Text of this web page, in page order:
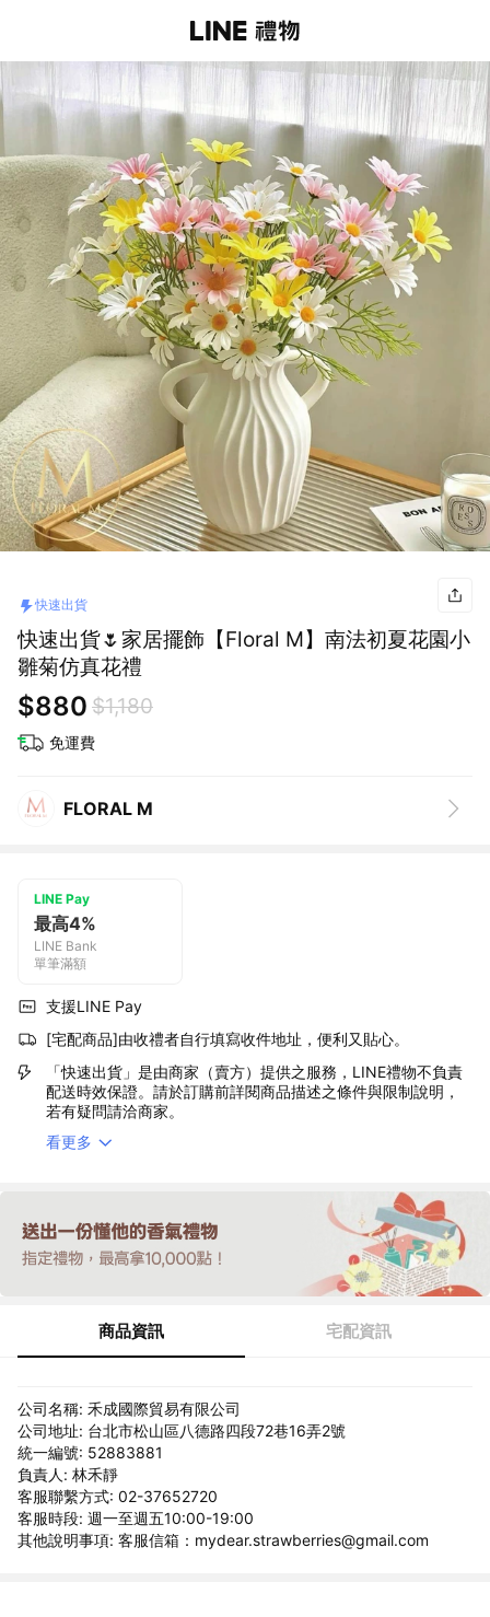
快速出貨
快速出貨🌷家居擺飾【Floral M】南法初夏花園小
雛菊仿真花禮
$880 $1,180
免運費
FLORAL M
LINE Pay
最高4%
LINE Bank
單筆滿額
支援LINE Pay
[宅配商品]由收禮者自行填寫收件地址，便利又貼心。
「快速出貨」是由商家（賣方）提供之服務，LINE禮物不負責
配送時效保證。請於訂購前詳閱商品描述之條件與限制說明，
若有疑問請洽商家。
看更多
商品資訊 宅配資訊
公司名稱: 禾成國際貿易有限公司
公司地址: 台北市松山區八德路四段72巷16弄2號
統一編號: 52883881
負責人: 林禾靜
客服聯繫方式: 02-37652720
客服時段: 週一至週五10:00-19:00
其他說明事項: 客服信箱：mydear.strawberries@gmail.com